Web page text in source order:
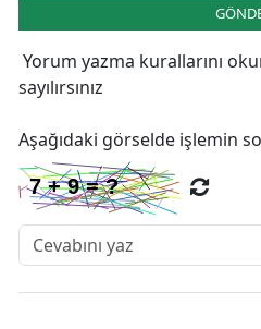
Yorum yazma kurallarını
sayılırsınız
Aşağıdaki görselde işlemin